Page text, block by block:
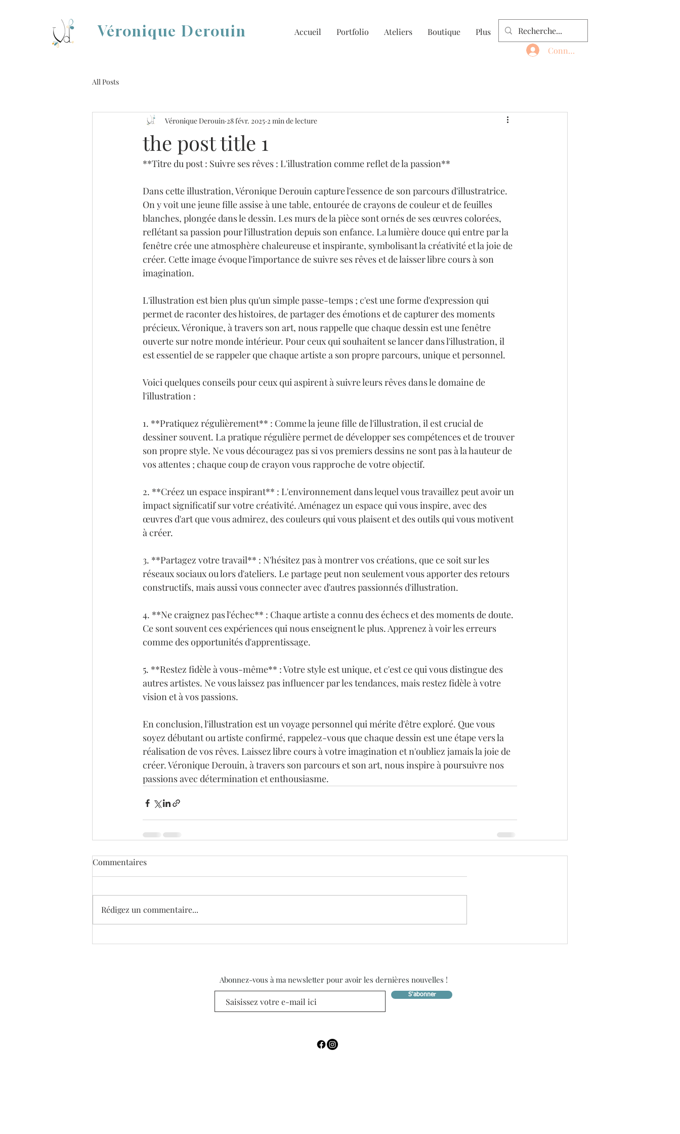
Accueil Portfolio Ateliers Boutique Plus
Véronique Derouin
Connexion
All Posts
the post title 1
Véronique Derouin 28 févr. 2025 2 min de lecture
**Titre du post : Suivre ses rêves : L'illustration comme reflet de la passion**
Dans cette illustration, Véronique Derouin capture l'essence de son parcours d'illustratrice.
On y voit une jeune fille assise à une table, entourée de crayons de couleur et de feuilles
blanches, plongée dans le dessin. Les murs de la pièce sont ornés de ses œuvres colorées,
reflétant sa passion pour l'illustration depuis son enfance. La lumière douce qui entre par la
fenêtre crée une atmosphère chaleureuse et inspirante, symbolisant la créativité et la joie de
créer. Cette image évoque l'importance de suivre ses rêves et de laisser libre cours à son
imagination.
L'illustration est bien plus qu'un simple passe-temps ; c'est une forme d'expression qui
permet de raconter des histoires, de partager des émotions et de capturer des moments
précieux. Véronique, à travers son art, nous rappelle que chaque dessin est une fenêtre
ouverte sur notre monde intérieur. Pour ceux qui souhaitent se lancer dans l'illustration, il
est essentiel de se rappeler que chaque artiste a son propre parcours, unique et personnel.
Voici quelques conseils pour ceux qui aspirent à suivre leurs rêves dans le domaine de
l'illustration :
1. **Pratiquez régulièrement** : Comme la jeune fille de l'illustration, il est crucial de
dessiner souvent. La pratique régulière permet de développer ses compétences et de trouver
son propre style. Ne vous découragez pas si vos premiers dessins ne sont pas à la hauteur de
vos attentes ; chaque coup de crayon vous rapproche de votre objectif.
2. **Créez un espace inspirant** : L'environnement dans lequel vous travaillez peut avoir un
impact significatif sur votre créativité. Aménagez un espace qui vous inspire, avec des
œuvres d'art que vous admirez, des couleurs qui vous plaisent et des outils qui vous motivent
à créer.
3. **Partagez votre travail** : N'hésitez pas à montrer vos créations, que ce soit sur les
réseaux sociaux ou lors d'ateliers. Le partage peut non seulement vous apporter des retours
constructifs, mais aussi vous connecter avec d'autres passionnés d'illustration.
4. **Ne craignez pas l'échec** : Chaque artiste a connu des échecs et des moments de doute.
Ce sont souvent ces expériences qui nous enseignent le plus. Apprenez à voir les erreurs
comme des opportunités d'apprentissage.
5. **Restez fidèle à vous-même** : Votre style est unique, et c'est ce qui vous distingue des
autres artistes. Ne vous laissez pas influencer par les tendances, mais restez fidèle à votre
vision et à vos passions.
En conclusion, l'illustration est un voyage personnel qui mérite d'être exploré. Que vous
soyez débutant ou artiste confirmé, rappelez-vous que chaque dessin est une étape vers la
réalisation de vos rêves. Laissez libre cours à votre imagination et n'oubliez jamais la joie de
créer. Véronique Derouin, à travers son parcours et son art, nous inspire à poursuivre nos
passions avec détermination et enthousiasme.
Commentaires
Rédigez un commentaire...
Abonnez-vous à ma newsletter pour avoir les dernières nouvelles !
S'abonner